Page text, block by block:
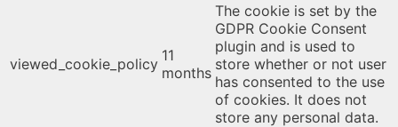
viewed_cookie_policy 11
months
The cookie is set by the
GDPR Cookie Consent
plugin and is used to
store whether or not user
has consented to the use
of cookies. It does not
store any personal data.